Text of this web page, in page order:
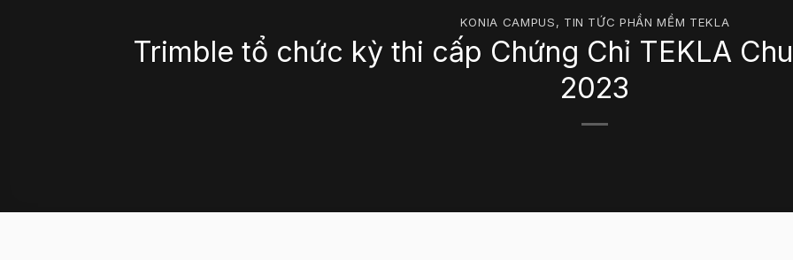
KONIA CAMPUS, TIN TỨC PHẦN MỀM TEKLA
Trimble tổ chức kỳ thi cấp Chứng Chỉ TEKLA
2023